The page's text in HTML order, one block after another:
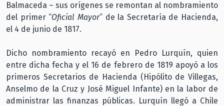
Balmaceda – sus orígenes se remontan al nombramiento
del primer “Oficial Mayor” de la Secretaría de Hacienda,
el 4 de junio de 1817.
Dicho nombramiento recayó en Pedro Lurquín, quien
entre dicha fecha y el 16 de febrero de 1819 apoyó a los
primeros Secretarios de Hacienda (Hipólito de Villegas,
Anselmo de la Cruz y José Miguel Infante) en la labor de
administrar las finanzas públicas. Lurquín llegó a Chile